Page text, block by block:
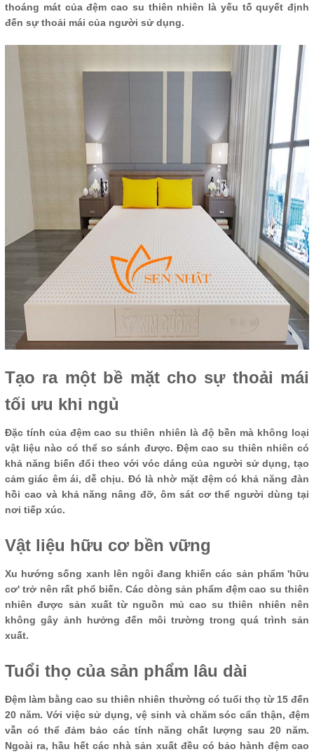
thoáng mát của đệm cao su thiên nhiên là yếu tố quyết định
đến sự thoải mái của người sử dụng.
Tạo ra một bề mặt cho sự thoải mái
tối ưu khi ngủ
Đặc tính của đệm cao su thiên nhiên là độ bền mà không loại
vật liệu nào có thể so sánh được. Đệm cao su thiên nhiên có
khả năng biến đổi theo với vóc dáng của người sử dụng, tạo
cảm giác êm ái, dễ chịu. Đó là nhờ mặt đệm có khả năng đàn
hồi cao và khả năng nâng đỡ, ôm sát cơ thể người dùng tại
nơi tiếp xúc.
Vật liệu hữu cơ bền vững
Xu hướng sống xanh lên ngôi đang khiến các sản phẩm 'hữu
cơ' trở nên rất phổ biến. Các dòng sản phẩm đệm cao su thiên
nhiên được sản xuất từ ​​nguồn mủ cao su thiên nhiên nên
không gây ảnh hưởng đến môi trường trong quá trình sản
xuất.
Tuổi thọ của sản phẩm lâu dài
Đệm làm bằng cao su thiên nhiên thường có tuổi thọ từ 15 đến
20 năm. Với việc sử dụng, vệ sinh và chăm sóc cẩn thận, đệm
vẫn có thể đảm bảo các tính năng chất lượng sau 20 năm.
Ngoài ra, hầu hết các nhà sản xuất đều có bảo hành đệm cao